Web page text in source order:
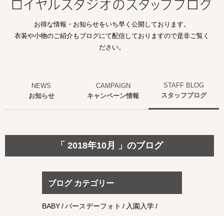
お得な情報・お知らせをいち早く公開しております。
衣装や小物のご紹介もブログにて配信しておりますので是非ご覧く
ださい。
お知らせ キャンペーン情報 スタッフブログ
「 2018年10月 」のブログ
ブログ カテゴリー
BABY バースデーフォト
入園入学